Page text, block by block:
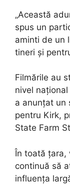
„Această
spus un
aminti de un
tineri și
Filmările au
nivel
a anunțat un
pentru Kirk,
State Farm
În toată țara,
continuă să
influența